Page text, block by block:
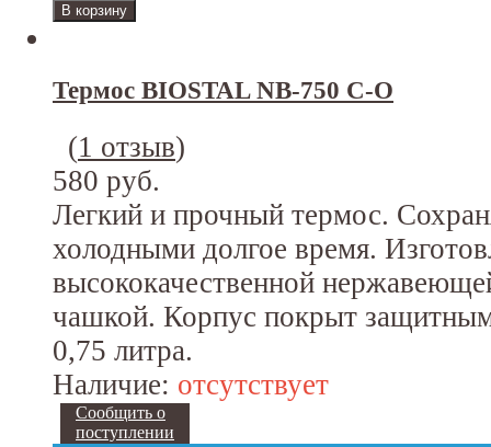
Термос BIOSTAL NB-750 С-O
(1 отзыв)
580 руб.
Легкий и прочный термос.
холодными долгое время.
высококачественной
чашкой. Корпус покрыт
0,75 литра.
Наличие: отсутствует
Сообщить о
поступлении